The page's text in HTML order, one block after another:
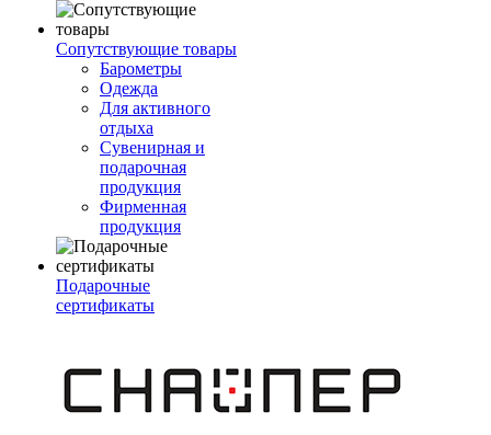
Сопутствующие товары
Барометры
Одежда
Для активного
отдыха
Сувенирная и
подарочная
продукция
Фирменная
продукция
Подарочные
сертификаты